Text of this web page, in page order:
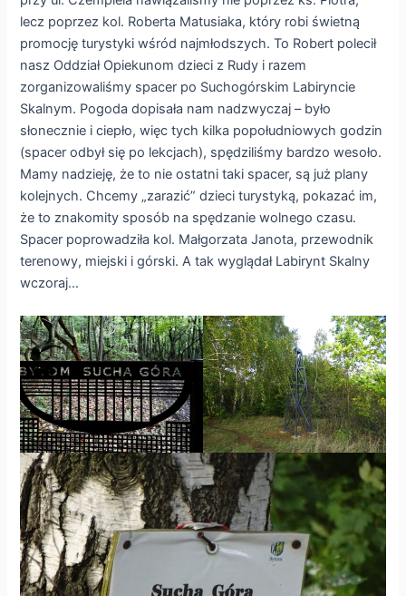
lecz poprzez kol. Roberta Matusiaka, który robi świetną
promocję turystyki wśród najmłodszych. To Robert polecił
nasz Oddział Opiekunom dzieci z Rudy i razem
zorganizowaliśmy spacer po Suchogórskim Labiryncie
Skalnym. Pogoda dopisała nam nadzwyczaj – było
słonecznie i ciepło, więc tych kilka popołudniowych godzin
(spacer odbył się po lekcjach), spędziliśmy bardzo wesoło.
Mamy nadzieję, że to nie ostatni taki spacer, są już plany
kolejnych. Chcemy „zarazić” dzieci turystyką, pokazać im,
że to znakomity sposób na spędzanie wolnego czasu.
Spacer poprowadziła kol. Małgorzata Janota, przewodnik
terenowy, miejski i górski. A tak wyglądał Labirynt Skalny
wczoraj…